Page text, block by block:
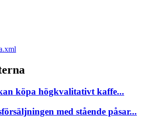
köpa högkvalitativt kaffe...
med stående påsar...